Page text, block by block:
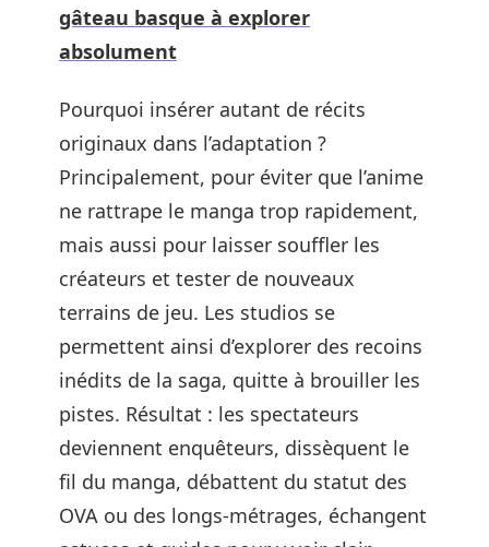
gâteau basque à explorer
absolument
Pourquoi insérer autant de récits
originaux dans l’adaptation ?
Principalement, pour éviter que l’anime
ne rattrape le manga trop rapidement,
mais aussi pour laisser souffler les
créateurs et tester de nouveaux
terrains de jeu. Les studios se
permettent ainsi d’explorer des recoins
inédits de la saga, quitte à brouiller les
pistes. Résultat : les spectateurs
deviennent enquêteurs, dissèquent le
fil du manga, débattent du statut des
OVA ou des longs-métrages, échangent